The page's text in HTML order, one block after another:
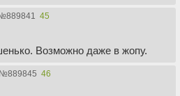
889841 45
Возможно даже в жопу.
№889845 46